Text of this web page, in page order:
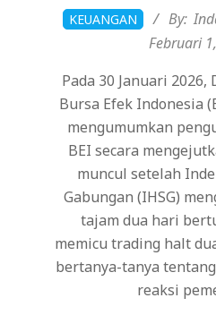
2026-
02-
KEUANGAN By:
Februari
Pada 30 Januari
Bursa Efek Indonesia
mengumumkan
BEI secara
muncul setelah
Gabungan (IHSG)
tajam dua hari
memicu trading halt
bertanya-tanya
reaksi